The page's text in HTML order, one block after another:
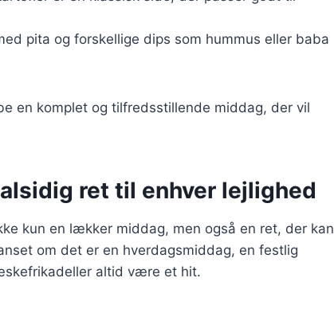
pita og forskellige dips som hummus eller baba
en komplet og tilfredsstillende middag, der vil
ret til enhver lejlighed
kun en lækker middag, men også en ret, der kan
om det er en hverdagsmiddag, en festlig
altid være et hit.